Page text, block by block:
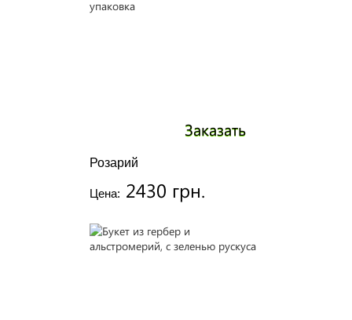
Розарий
Цена: 2430 грн.
Заказать